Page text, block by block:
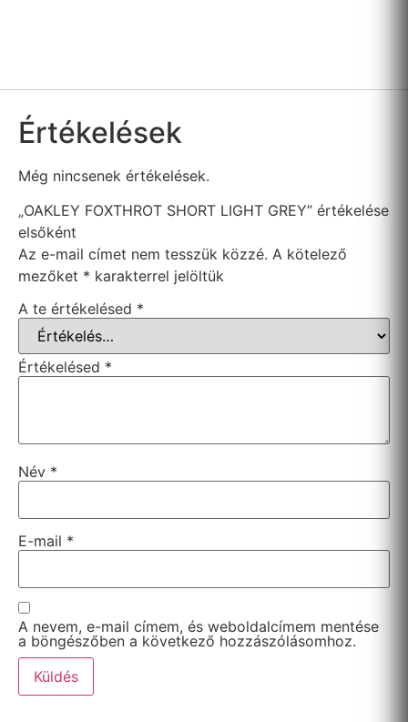
Értékelések
Még nincsenek értékelések.
„OAKLEY FOXTHROT SHORT LIGHT GREY” értékelése
elsőként
Az e-mail címet nem tesszük közzé. A kötelező
mezőket * karakterrel jelöltük
A te értékelésed *
Értékelésed *
Név *
E-mail *
A nevem, e-mail címem, és weboldalcímem mentése
a böngészőben a következő hozzászólásomhoz.